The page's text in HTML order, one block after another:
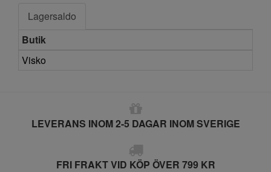
Lagersaldo
Butik
Visko
LEVERANS INOM 2-5 DAGAR INOM SVERIGE
FRI FRAKT VID KÖP ÖVER 799 KR